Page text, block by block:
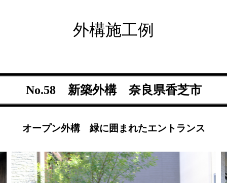
外構施工例
No.58 新築外構 奈良県香芝市
オープン外構 緑に囲まれたエントランス